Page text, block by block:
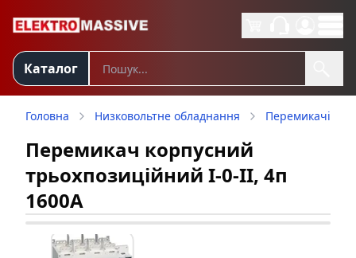
Каталог
Головна Низковольтне обладнання Перемикачі
Перемикач корпусний
трьохпозиційний I-0-II, 4п
1600А